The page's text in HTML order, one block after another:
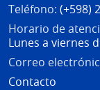
Teléfono: (+598)
Horario de
Lunes a viernes
Correo
Contacto